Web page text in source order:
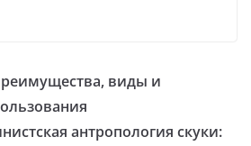
виды и
антропология скуки: